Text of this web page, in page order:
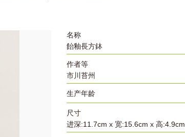
名称
飴釉長方鉢
作者等
市川苔州
生产年龄
尺寸
进深:11.7cm x 宽:15.6cm x 高:4.9cm